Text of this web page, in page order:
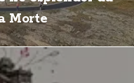
Morte